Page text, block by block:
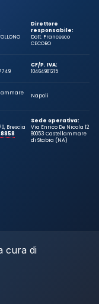
Direttore
responsabile:
Dott. Francesco
CECORO
CF/P. IVA:
10464981215
Napoli
Brescia
Sede operativa:
Via Enrico De Nicola 12
80053 Castellammare
di Stabia (NA)
cura di